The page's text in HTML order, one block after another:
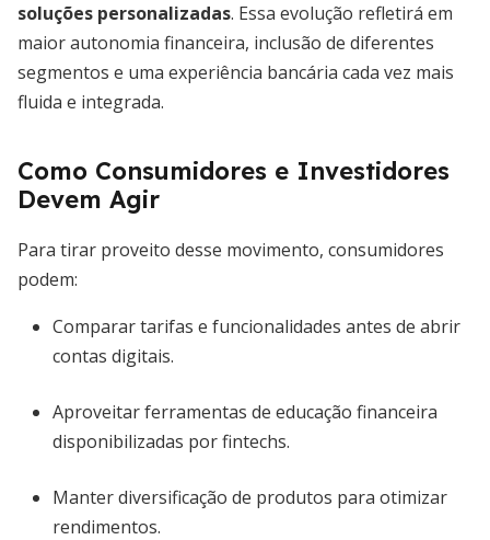
soluções personalizadas. Essa evolução refletirá em
maior autonomia financeira, inclusão de diferentes
segmentos e uma experiência bancária cada vez mais
fluida e integrada.
Como Consumidores e Investidores
Devem Agir
Para tirar proveito desse movimento, consumidores
podem:
Comparar tarifas e funcionalidades antes de abrir
contas digitais.
Aproveitar ferramentas de educação financeira
disponibilizadas por fintechs.
Manter diversificação de produtos para otimizar
rendimentos.